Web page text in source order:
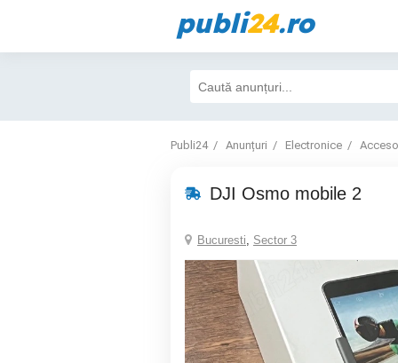
publi24.ro
Publi24 Anunțuri Electronice
DJI Osmo mobile 2
Bucuresti, Sector 3